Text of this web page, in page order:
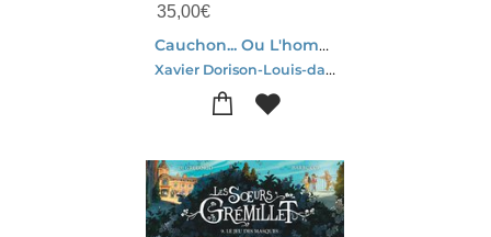
35,00€
Cauchon... Ou L'homme Qui Tua Jeanne D'arc
Xavier Dorison-Louis-david Delahaye-Joel Parnotte